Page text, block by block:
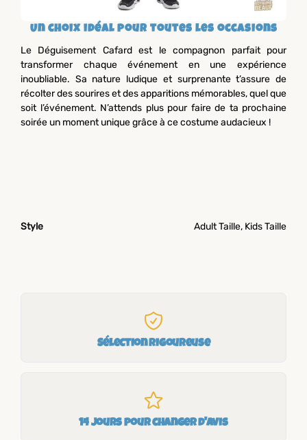
Un choix idéal pour toutes les occasions
Le Déguisement Cafard est le compagnon parfait pour
transformer chaque événement en une expérience
inoubliable. Sa nature ludique et surprenante t’assure de
récolter des sourires et des apparitions mémorables, quel que
soit l’événement. N’attends plus pour faire de ta prochaine
soirée un moment unique grâce à ce costume audacieux !
Style Adult Taille, Kids Taille
Sélection rigoureuse
14 jours pour changer d'avis